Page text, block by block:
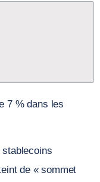
stablecoins
de « sommet